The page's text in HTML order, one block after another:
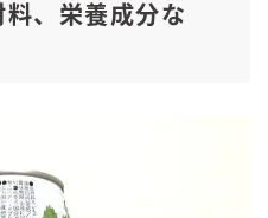
、栄養成分な